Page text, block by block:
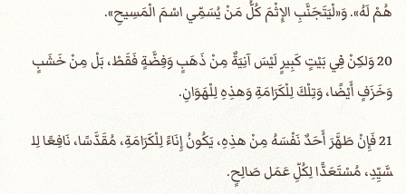
هُمْ لَهُ». وَ«لْيَتَجَنَّبِ الإِثْمَ كُلُّ مَنْ يُسَمِّي اسْمَ الْمَسِيحِ».
20 وَلكِنْ فِي بَيْتٍ كَبِيرٍ لَيْسَ آنِيَةٌ مِنْ ذَهَبٍ وَفِضَّةٍ فَقَطْ، بَلْ مِنْ خَشَبٍ
وَخَزَفٍ أَيْضًا، وَتِلْكَ لِلْكَرَامَةِ وَهذِهِ لِلْهَوَانِ.
21 فَإِنْ طَهَّرَ أَحَدٌ نَفْسَهُ مِنْ هذِهِ، يَكُونُ إِنَاءً لِلْكَرَامَةِ، مُقَدَّسًا، نَافِعًا لِل
سَّيِّدِ، مُسْتَعَدًّا لِكُلِّ عَمَل صَالِحٍ.